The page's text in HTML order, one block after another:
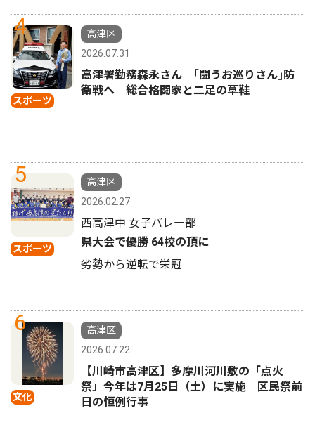
4
スポーツ
高津区
2026.07.31
高津署勤務森永さん ｢闘うお巡りさん｣防
衛戦へ 総合格闘家と二足の草鞋
5
スポーツ
高津区
2026.02.27
西高津中 女子バレー部
県大会で優勝 64校の頂に
劣勢から逆転で栄冠
6
文化
高津区
2026.07.22
【川崎市高津区】多摩川河川敷の「点火
祭」今年は7月25日（土）に実施 区民祭前
日の恒例行事